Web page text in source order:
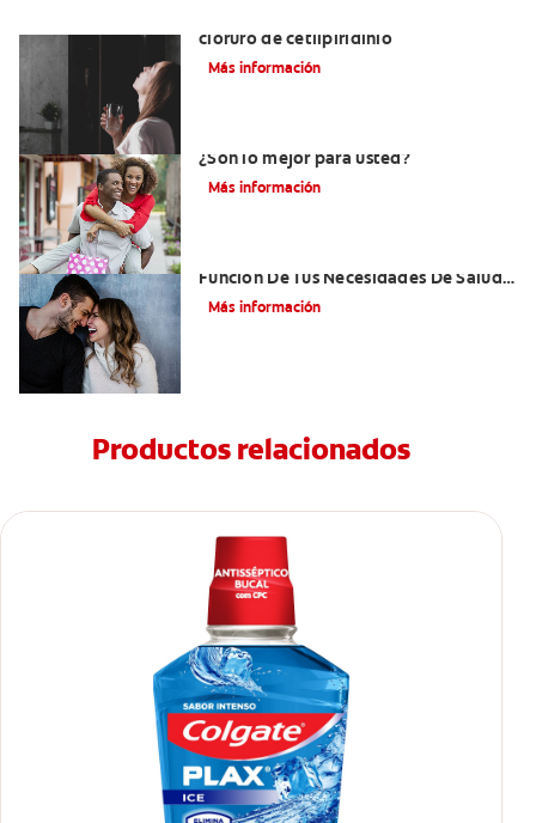
cloruro de cetilpiridinio
Más información
¿Son lo mejor para usted?
Más información
Función De Tus Necesidades De Salud
Oral?
Más información
Productos relacionados